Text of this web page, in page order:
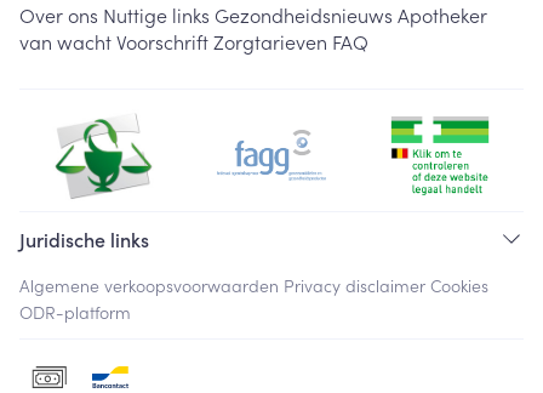
Over ons Nuttige links Gezondheidsnieuws Apotheker
van wachtVoorschriftZorgtarieven FAQ
Juridische links
Algemene verkoopsvoorwaarden Privacy disclaimer Cookies
ODR-platform